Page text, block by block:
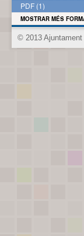
PDF (1)
MOSTRAR MÉS
© 2013 Ajuntament